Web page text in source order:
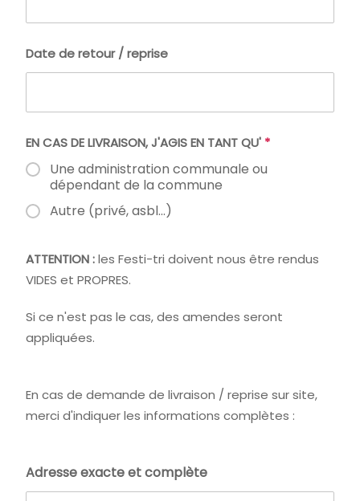
Date de retour / reprise
EN CAS DE LIVRAISON, J'AGIS EN TANT QU' *
Une administration communale ou
dépendant de la commune
Autre (privé, asbl...)
ATTENTION :les Festi-tri doivent nous être rendus
VIDES et PROPRES.
Si ce n'est pas le cas, des amendes seront
appliquées.
En cas de demande de livraison / reprise sur site,
merci d'indiquer les informations complètes :
Adresse exacte et complète